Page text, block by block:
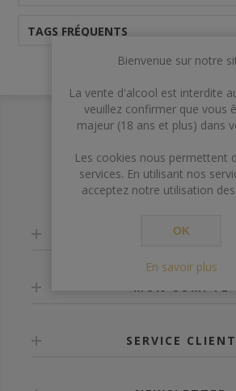
TAGS FRÉQUENTS
INFORMATION
MON COMPTE
SERVICE CLIENT
Bienvenue sur notre
La vente d'alcool est interdite
veuillez confirmer que vous
majeur (18 ans et plus) dans
Les cookies nous permettent
services. En utilisant nos
acceptez notre utilisation
OK
En savoir plus